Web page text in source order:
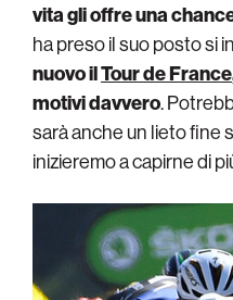
vita gli offre una
ha preso il suo posto si
nuovo ilTour de France
motivi davvero.
sarà anche un lieto fine
inizieremo a capirne di